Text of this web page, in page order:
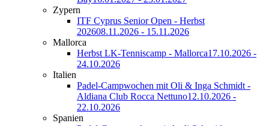
Zypern
ITF Cyprus Senior Open - Herbst
202608.11.2026 - 15.11.2026
Mallorca
Herbst LK-Tenniscamp - Mallorca17.10.2026 -
24.10.2026
Italien
Padel-Campwochen mit Oli & Inga Schmidt -
Aldiana Club Rocca Nettuno12.10.2026 -
22.10.2026
Spanien